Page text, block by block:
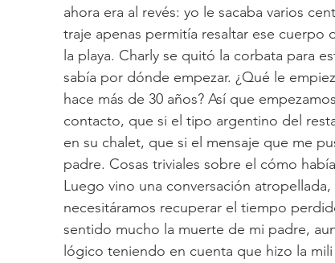
ahora era al revés: yo le sacaba varios
traje apenas permitía resaltar ese
la playa. Charly se quitó la corbata para
sabía por dónde empezar. ¿Qué le
hace más de 30 años? Así que
contacto, que si el tipo argentino del
en su chalet, que si el mensaje que me
padre. Cosas triviales sobre el cómo
Luego vino una conversación
necesitáramos recuperar el tiempo
sentido mucho la muerte de mi padre,
lógico teniendo en cuenta que hizo la